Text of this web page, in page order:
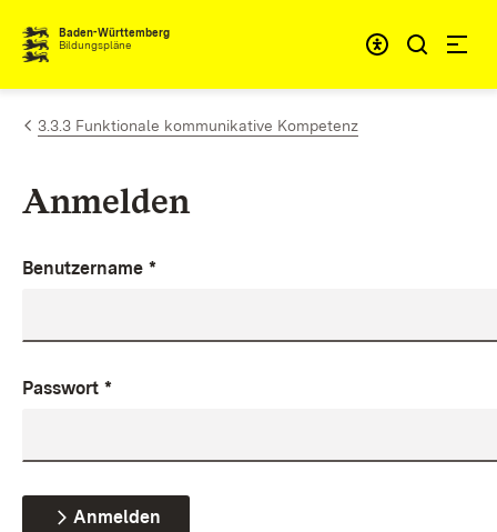
Zum Inhalt springen
Baden-Württemberg
Bildungspläne
3.3.3 Funktionale kommunikative Kompetenz
Anmelden
Benutzername *
Passwort *
Anmelden